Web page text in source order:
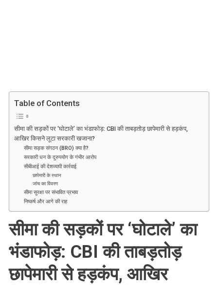
हड़कंप,
Table of Contents
सीमा की सड़कों पर ‘घोटाले’ का भंडाफोड़: CBI की ताबड़तोड़ छापेमारी से हड़कंप,
आखिर किसने लूटा सरकारी खजाना?
सीमा सड़क संगठन (BRO) क्या है?
सरकारी धन के दुरुपयोग के गंभीर आरोप
सीबीआई की देशव्यापी कार्रवाई
छापेमारी के स्थान
जांच का विवरण
सीमा सुरक्षा पर संभावित प्रभाव
निष्कर्ष और आगे की राह
सीमा की सड़कों पर ‘घोटाले’ का
भंडाफोड़: CBI की ताबड़तोड़
छापेमारी से हड़कंप, आखिर